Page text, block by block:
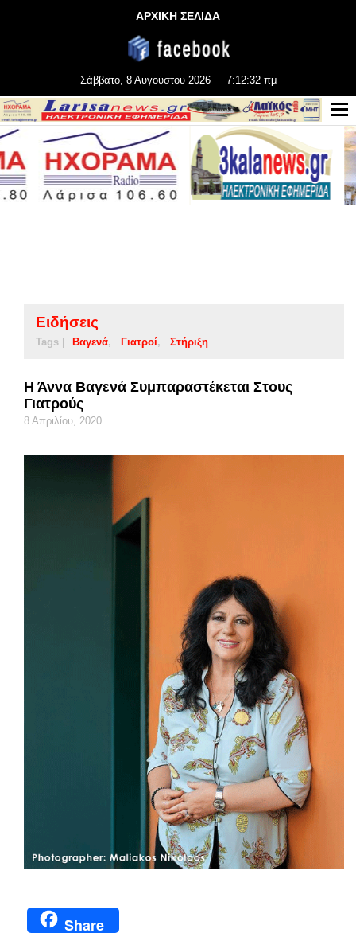
ΑΡΧΙΚΗ ΣΕΛΙΔΑ
Σάββατο, 8 Αυγούστου 2026 7:12:32 πμ
Ειδήσεις
Tags | Βαγενά Γιατροί Στήριξη
Η Άννα Βαγενά Συμπαραστέκεται Στους
Γιατρούς
8 Απριλίου, 2020
Share